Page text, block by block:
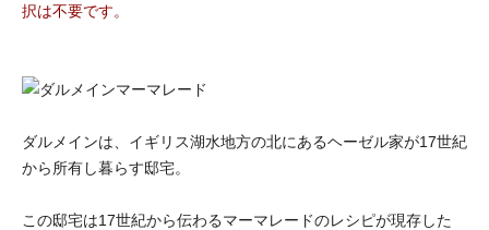
択は不要です。
ダルメインは、イギリス湖水地方の北にあるヘーゼル家が17世紀
から所有し暮らす邸宅。
この邸宅は17世紀から伝わるマーマレードのレシピが現存した